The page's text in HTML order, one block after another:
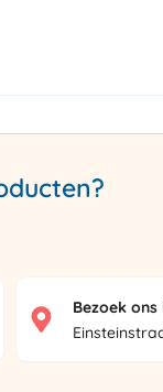
Bezoek